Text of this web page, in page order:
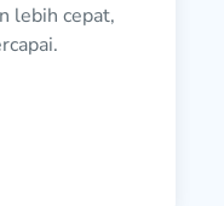
lebih cepat,